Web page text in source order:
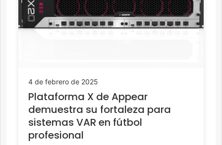
4 de febrero de 2025
Plataforma X de Appear
demuestra su fortaleza para
sistemas VAR en fútbol
profesional